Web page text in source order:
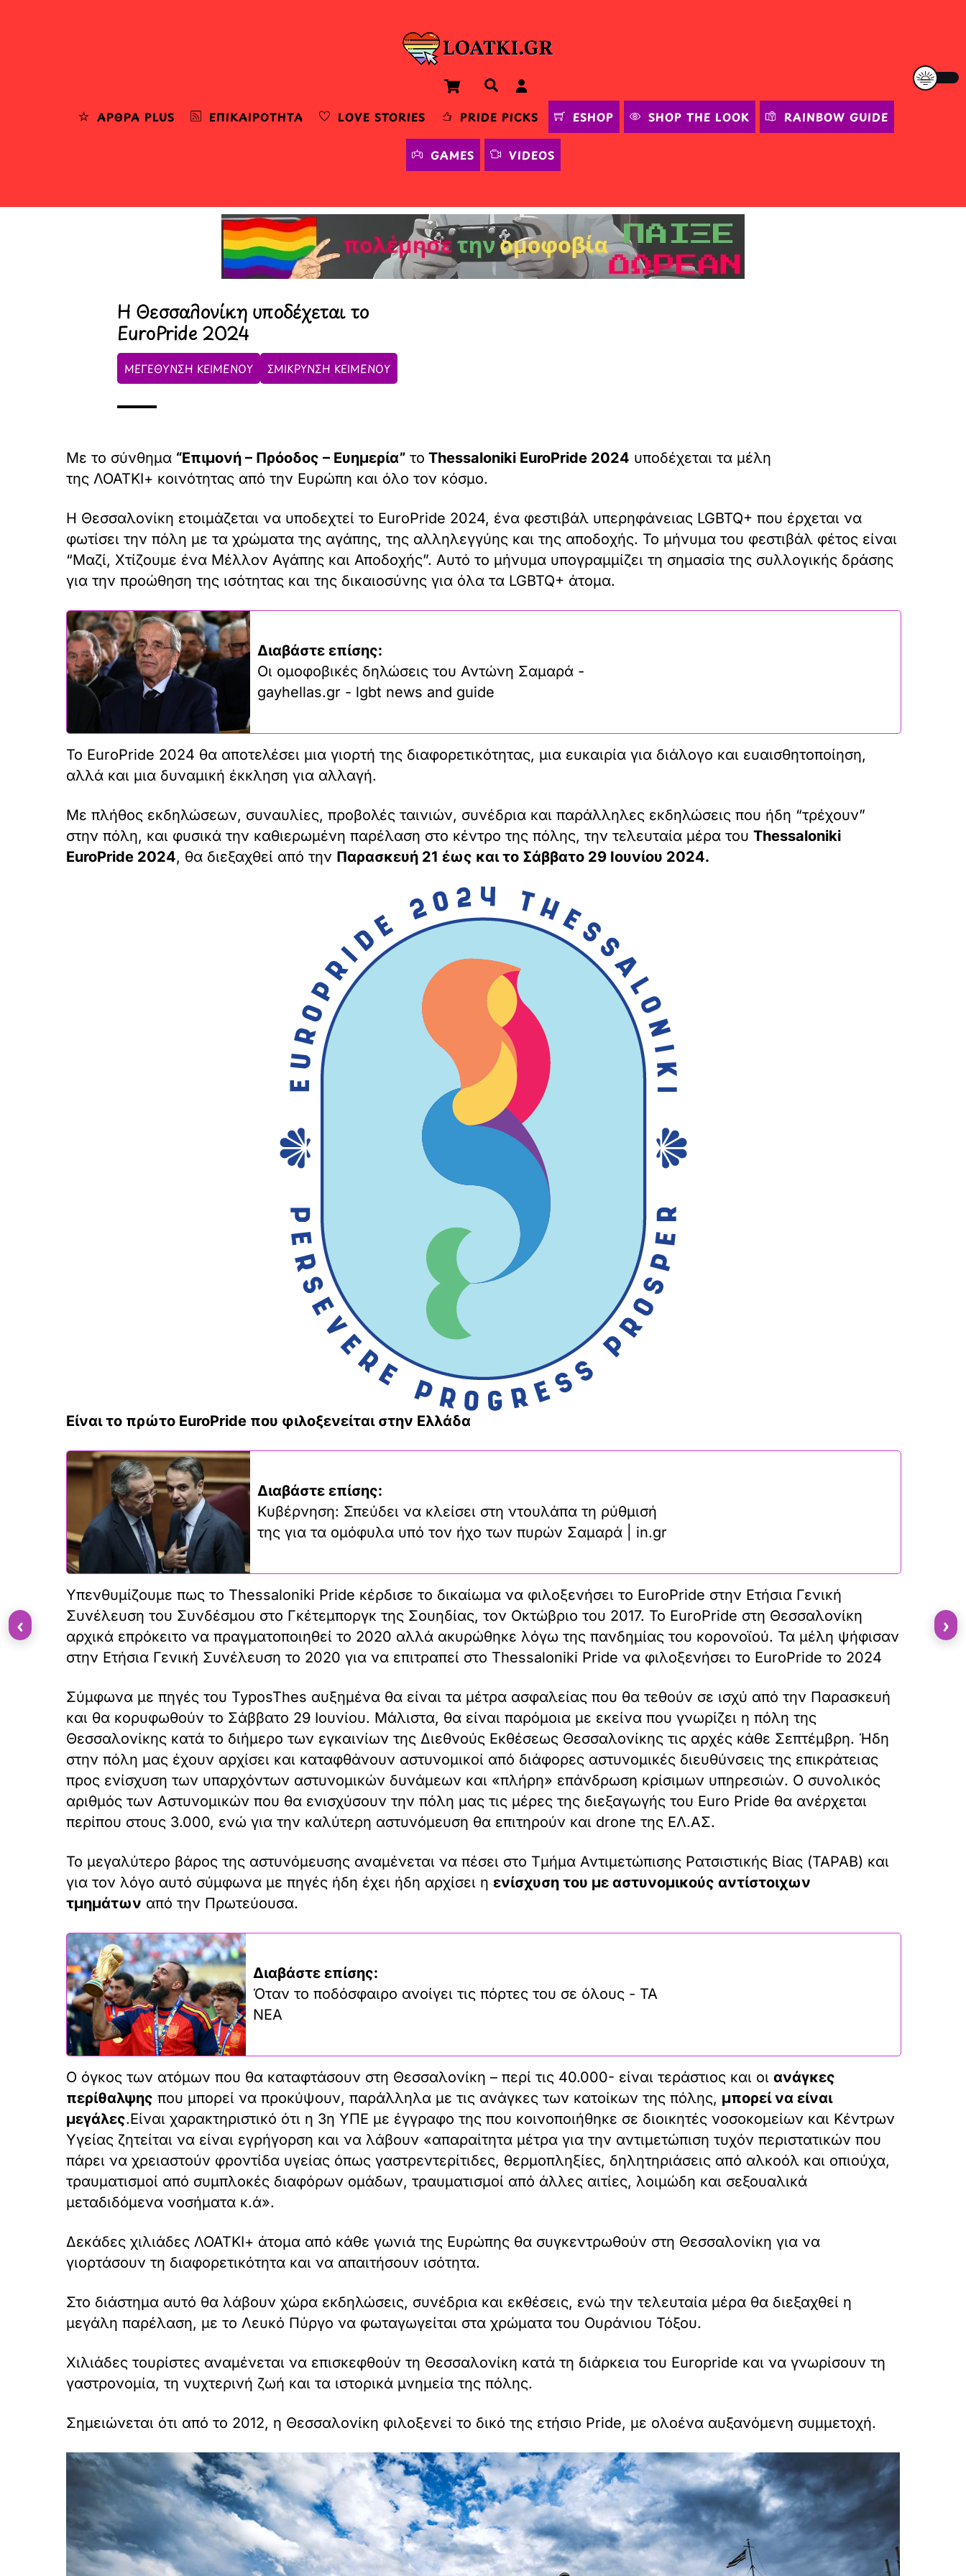
Cart Αναζήτηση
ΆΡΘΡΑ PLUS ΕΠΙΚΑΙΡΌΤΗΤΑ LOVE STORIES PRIDE PICKS ESHOP SHOP THE LOOK RAINBOW GUIDE
GAMES VIDEOS
Η Θεσσαλονίκη υποδέχεται το
EuroPride 2024
ΜΕΓΕΘΥΝΣΗ ΚΕΙΜΕΝΟΥ ΣΜΙΚΡΥΝΣΗ ΚΕΙΜΕΝΟΥ
Με το σύνθημα “Επιμονή – Πρόοδος – Ευημερία” το Thessaloniki EuroPride 2024 υποδέχεται τα μέλη
της ΛΟΑΤΚΙ+ κοινότητας από την Ευρώπη και όλο τον κόσμο.
Η Θεσσαλονίκη ετοιμάζεται να υποδεχτεί το EuroPride 2024, ένα φεστιβάλ υπερηφάνειας LGBTQ+ που έρχεται να
φωτίσει την πόλη με τα χρώματα της αγάπης, της αλληλεγγύης και της αποδοχής. Το μήνυμα του φεστιβάλ φέτος είναι
“Μαζί, Χτίζουμε ένα Μέλλον Αγάπης και Αποδοχής”. Αυτό το μήνυμα υπογραμμίζει τη σημασία της συλλογικής δράσης
για την προώθηση της ισότητας και της δικαιοσύνης για όλα τα LGBTQ+ άτομα.
Διαβάστε επίσης:
Οι ομοφοβικές δηλώσεις του Αντώνη Σαμαρά -
gayhellas.gr - lgbt news and guide
Το EuroPride 2024 θα αποτελέσει μια γιορτή της διαφορετικότητας, μια ευκαιρία για διάλογο και ευαισθητοποίηση,
αλλά και μια δυναμική έκκληση για αλλαγή.
Με πλήθος εκδηλώσεων, συναυλίες, προβολές ταινιών, συνέδρια και παράλληλες εκδηλώσεις που ήδη “τρέχουν”
στην πόλη, και φυσικά την καθιερωμένη παρέλαση στο κέντρο της πόλης, την τελευταία μέρα του Thessaloniki
EuroPride 2024, θα διεξαχθεί από την Παρασκευή 21 έως και το Σάββατο 29 Ιουνίου 2024.
Είναι το πρώτο EuroPride που φιλοξενείται στην Ελλάδα
Διαβάστε επίσης:
Κυβέρνηση: Σπεύδει να κλείσει στη ντουλάπα τη ρύθμισή
της για τα ομόφυλα υπό τον ήχο των πυρών Σαμαρά | in.gr
Υπενθυμίζουμε πως το Thessaloniki Pride κέρδισε το δικαίωμα να φιλοξενήσει το EuroPride στην Ετήσια Γενική
Συνέλευση του Συνδέσμου στο Γκέτεμποργκ της Σουηδίας, τον Οκτώβριο του 2017. Το EuroPride στη Θεσσαλονίκη
αρχικά επρόκειτο να πραγματοποιηθεί το 2020 αλλά ακυρώθηκε λόγω της πανδημίας του κορονοϊού. Τα μέλη ψήφισαν
στην Ετήσια Γενική Συνέλευση το 2020 για να επιτραπεί στο Thessaloniki Pride να φιλοξενήσει το EuroPride το 2024
Σύμφωνα με πηγές του TyposThes αυξημένα θα είναι τα μέτρα ασφαλείας που θα τεθούν σε ισχύ από την Παρασκευή
και θα κορυφωθούν το Σάββατο 29 Ιουνίου. Μάλιστα, θα είναι παρόμοια με εκείνα που γνωρίζει η πόλη της
Θεσσαλονίκης κατά το διήμερο των εγκαινίων της Διεθνούς Εκθέσεως Θεσσαλονίκης τις αρχές κάθε Σεπτέμβρη. Ήδη
στην πόλη μας έχουν αρχίσει και καταφθάνουν αστυνομικοί από διάφορες αστυνομικές διευθύνσεις της επικράτειας
προς ενίσχυση των υπαρχόντων αστυνομικών δυνάμεων και «πλήρη» επάνδρωση κρίσιμων υπηρεσιών. Ο συνολικός
αριθμός των Αστυνομικών που θα ενισχύσουν την πόλη μας τις μέρες της διεξαγωγής του Euro Pride θα ανέρχεται
περίπου στους 3.000, ενώ για την καλύτερη αστυνόμευση θα επιτηρούν και drone της ΕΛ.ΑΣ.
Το μεγαλύτερο βάρος της αστυνόμευσης αναμένεται να πέσει στο Τμήμα Αντιμετώπισης Ρατσιστικής Βίας (ΤΑΡΑΒ) και
για τον λόγο αυτό σύμφωνα με πηγές ήδη έχει ήδη αρχίσει η ενίσχυση του με αστυνομικούς αντίστοιχων
τμημάτων από την Πρωτεύουσα.
Διαβάστε επίσης:
Όταν το ποδόσφαιρο ανοίγει τις πόρτες του σε όλους - ΤΑ
ΝΕΑ
Ο όγκος των ατόμων που θα καταφτάσουν στη Θεσσαλονίκη – περί τις 40.000- είναι τεράστιος και οι ανάγκες
περίθαλψης που μπορεί να προκύψουν, παράλληλα με τις ανάγκες των κατοίκων της πόλης, μπορεί να είναι
μεγάλες.Είναι χαρακτηριστικό ότι η 3η ΥΠΕ με έγγραφο της που κοινοποιήθηκε σε διοικητές νοσοκομείων και Κέντρων
Υγείας ζητείται να είναι εγρήγορση και να λάβουν «απαραίτητα μέτρα για την αντιμετώπιση τυχόν περιστατικών που
πάρει να χρειαστούν φροντίδα υγείας όπως γαστρεντερίτιδες, θερμοπληξίες, δηλητηριάσεις από αλκοόλ και οπιούχα,
τραυματισμοί από συμπλοκές διαφόρων ομάδων, τραυματισμοί από άλλες αιτίες, λοιμώδη και σεξουαλικά
μεταδιδόμενα νοσήματα κ.ά».
Δεκάδες χιλιάδες ΛΟΑΤΚΙ+ άτομα από κάθε γωνιά της Ευρώπης θα συγκεντρωθούν στη Θεσσαλονίκη για να
γιορτάσουν τη διαφορετικότητα και να απαιτήσουν ισότητα.
Στο διάστημα αυτό θα λάβουν χώρα εκδηλώσεις, συνέδρια και εκθέσεις, ενώ την τελευταία μέρα θα διεξαχθεί η
μεγάλη παρέλαση, με το Λευκό Πύργο να φωταγωγείται στα χρώματα του Ουράνιου Τόξου.
Χιλιάδες τουρίστες αναμένεται να επισκεφθούν τη Θεσσαλονίκη κατά τη διάρκεια του Europride και να γνωρίσουν τη
γαστρονομία, τη νυχτερινή ζωή και τα ιστορικά μνημεία της πόλης.
Σημειώνεται ότι από το 2012, η Θεσσαλονίκη φιλοξενεί το δικό της ετήσιο Pride, με ολοένα αυξανόμενη συμμετοχή.
‹ ›